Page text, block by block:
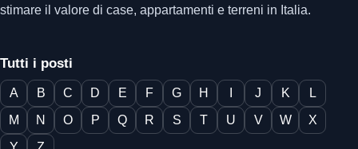
stimare il valore di case, appartamenti e terreni in Italia.
Tutti i posti
A B C D E F G H J K
L
M
N O P Q R S T U V W
X